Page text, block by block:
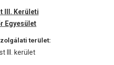
III. Kerületi
Egyesület
terület:
III. kerület